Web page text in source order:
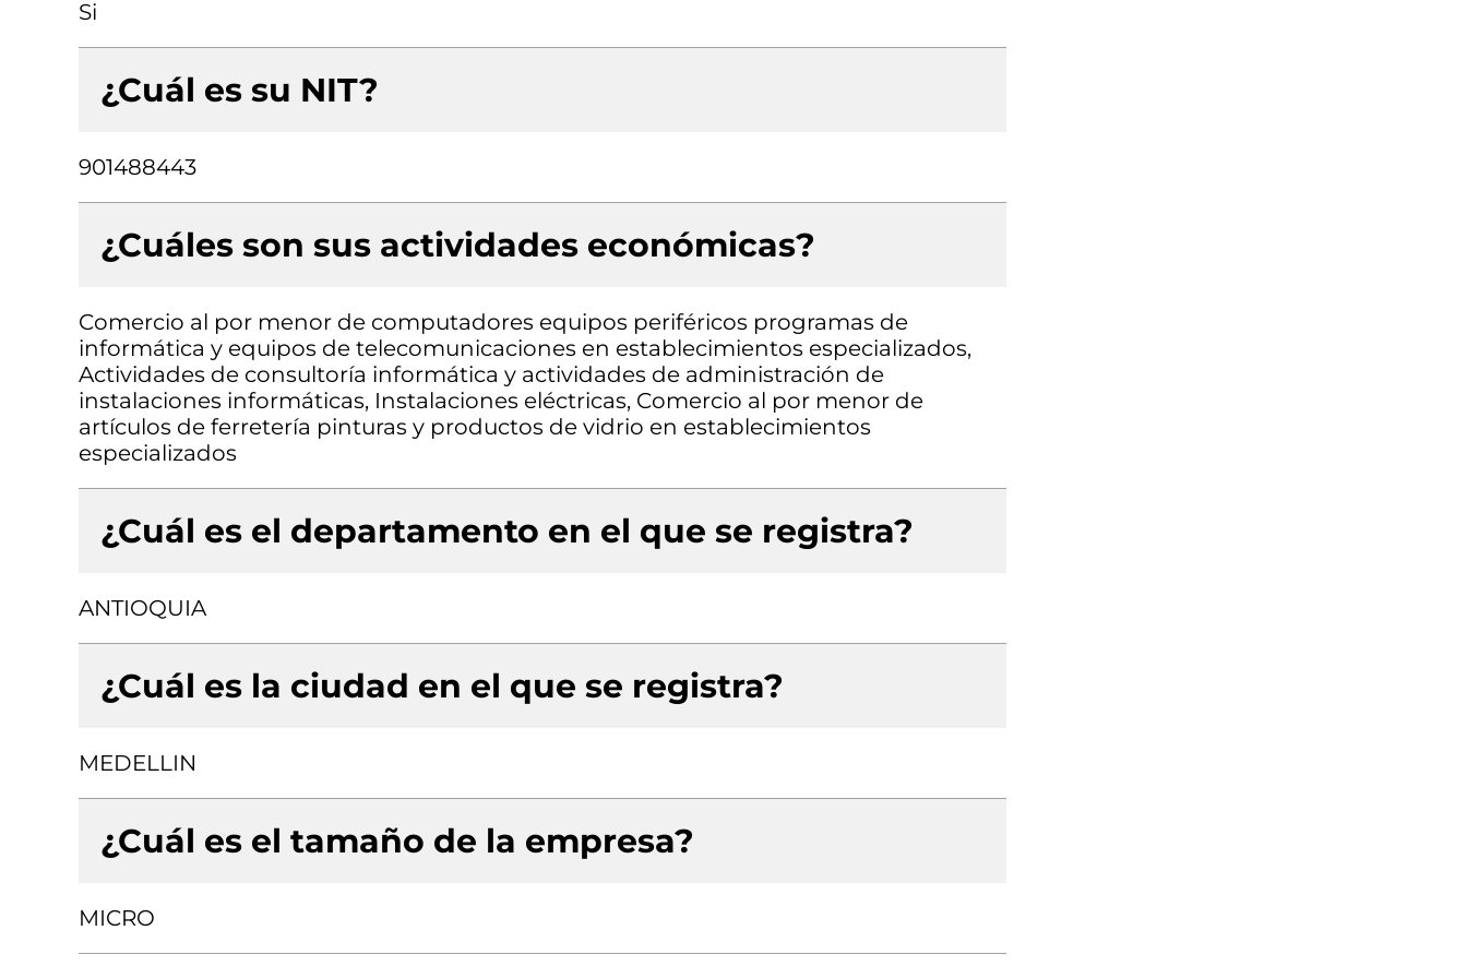
Si
¿Cuál es su NIT?
901488443
¿Cuáles son sus actividades económicas?
Comercio al por menor de computadores equipos periféricos programas de
informática y equipos de telecomunicaciones en establecimientos especializados,
Actividades de consultoría informática y actividades de administración de
instalaciones informáticas, Instalaciones eléctricas, Comercio al por menor de
artículos de ferretería pinturas y productos de vidrio en establecimientos
especializados
¿Cuál es el departamento en el que se registra?
ANTIOQUIA
¿Cuál es la ciudad en el que se registra?
MEDELLIN
¿Cuál es el tamaño de la empresa?
MICRO